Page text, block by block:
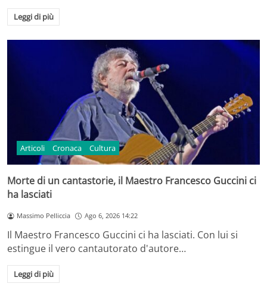
Leggi di più
Articoli Cronaca Cultura
Morte di un cantastorie, il Maestro Francesco Guccini ci
ha lasciati
Massimo Pelliccia Ago 6, 2026 14:22
Il Maestro Francesco Guccini ci ha lasciati. Con lui si
estingue il vero cantautorato d'autore…
Leggi di più